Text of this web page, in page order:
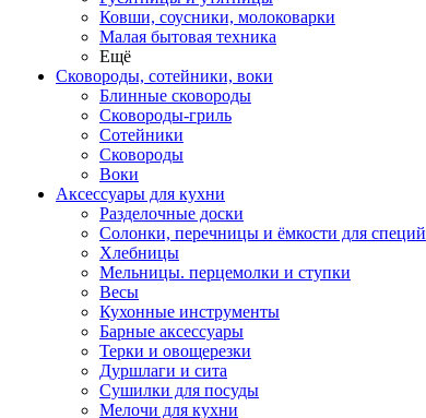
Ковши, соусники, молоковарки
Малая бытовая техника
Ещё
Сковороды, сотейники, воки
Блинные сковороды
Сковороды-гриль
Сотейники
Сковороды
Воки
Аксессуары для кухни
Разделочные доски
Солонки, перечницы и ёмкости для специй
Хлебницы
Мельницы. перцемолки и ступки
Весы
Кухонные инструменты
Барные аксессуары
Терки и овощерезки
Дуршлаги и сита
Сушилки для посуды
Мелочи для кухни